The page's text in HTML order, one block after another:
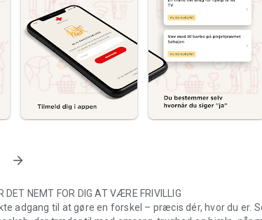
arrow_forward
DET NEMT FOR DIG AT VÆRE FRIVILLIG
adgang til at gøre en forskel – præcis dér, hvor du er.